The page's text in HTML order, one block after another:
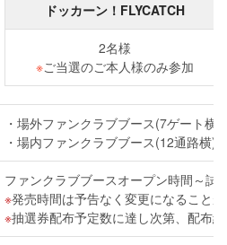
ドッカーン！FLYCATCH
2名様
※ご当選のご本人様のみ参加
場外ファンクラブブース(7ゲート横
場内ファンクラブブース(12通路横)
ファンクラブブースオープン時間～試
発売時間は予告なく変更になること
抽選券配布予定数に達し次第、配布